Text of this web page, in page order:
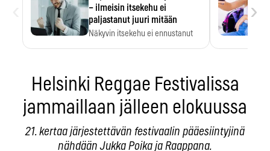
– ilmeisin itsekehu ei
paljastanut juuri mitään
Näkyvin itsekehu ei ennustanut
›
Helsinki Reggae Festivalissa
jammaillaan jälleen elokuussa
21. kertaa järjestettävän festivaalin pääesiintyjinä
nähdään Jukka Poika ja Raappana.